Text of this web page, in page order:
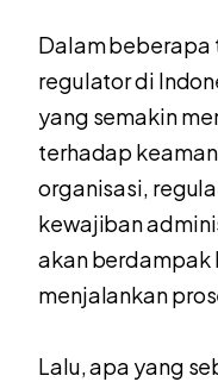
Dalam beberapa
regulator di
yang semakin
terhadap
organisasi,
kewajiban
akan berdampak
menjalankan
Lalu, apa yang